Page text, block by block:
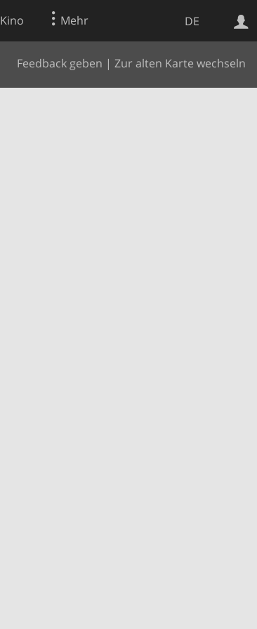
DE
Kino Mehr
Feedback geben | Zur alten Karte wechseln
Websuche